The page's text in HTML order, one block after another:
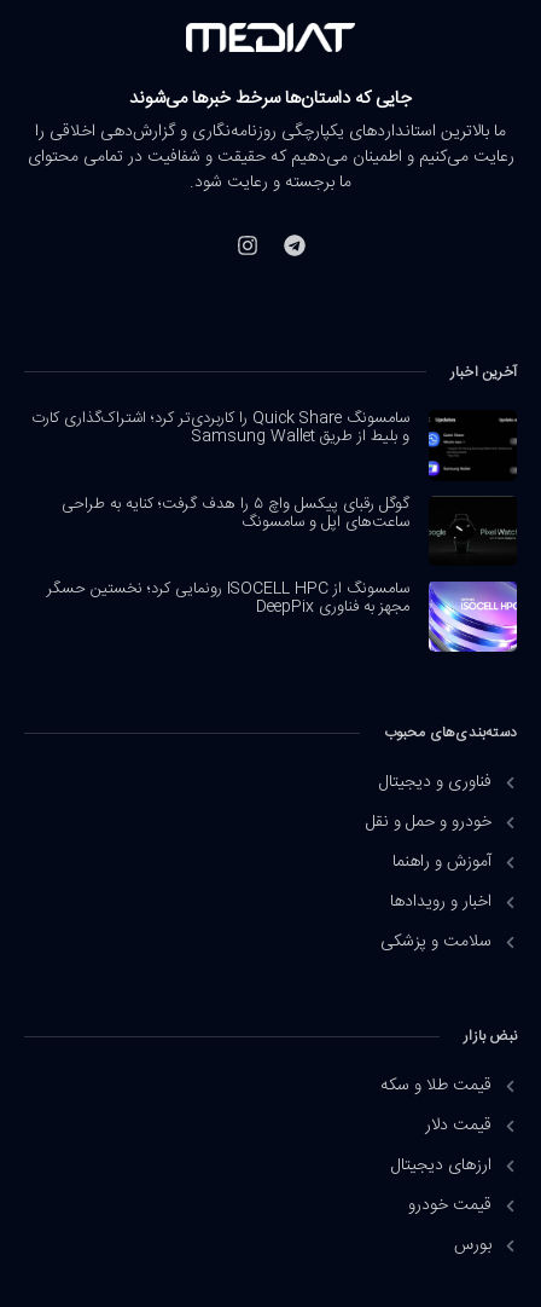
جایی که داستان‌ها سرخط خبرها می‌شوند
ما بالاترین استانداردهای یکپارچگی روزنامه‌نگاری و گزارش‌دهی اخلاقی را
رعایت می‌کنیم و اطمینان می‌دهیم که حقیقت و شفافیت در تمامی محتوای
ما برجسته و رعایت شود.
آخرین اخبار
سامسونگ Quick Share را کاربردی‌تر کرد؛ اشتراک‌گذاری کارت
و بلیط از طریق Samsung Wallet
گوگل رقبای پیکسل واچ ۵ را هدف گرفت؛ کنایه به طراحی
ساعت‌های اپل و سامسونگ
سامسونگ از ISOCELL HPC رونمایی کرد؛ نخستین حسگر
مجهز به فناوری DeepPix
دسته‌بندی‌های محبوب
فناوری و دیجیتال
خودرو و حمل و نقل
آموزش و راهنما
اخبار و رویدادها
سلامت و پزشکی
نبض بازار
قیمت طلا و سکه
قیمت دلار
ارزهای دیجیتال
قیمت خودرو
بورس